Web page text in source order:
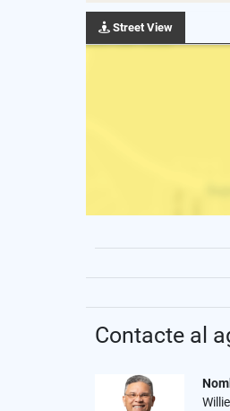
Street View
Contacte al